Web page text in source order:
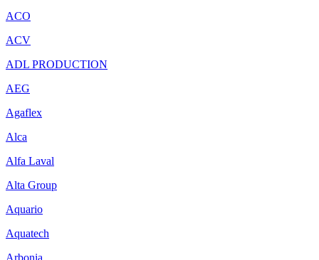
ACO
ACV
ADL PRODUCTION
AEG
Agaflex
Alca
Alfa Laval
Alta Group
Aquario
Aquatech
Arbonia